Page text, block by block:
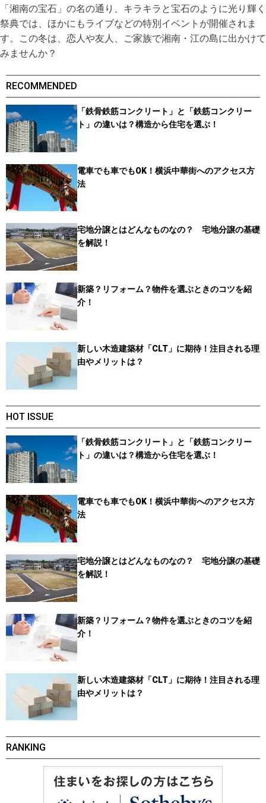
「湘南の宝石」の名の通り、キラキラと宝石のように光り輝く
祭典では、ほかにもライブなどの特別イベントが開催されま
す。この冬は、恋人や友人、ご家族で湘南・江の島に出かけて
みませんか？
RECOMMENDED
「鉄骨鉄筋コンクリート」と「鉄筋コンクリー
ト」の違いは？構造から住宅を選ぶ！
電車でも車でもOK！横浜中華街へのアクセス方
法
宅地分譲とはどんなものなの？ 宅地分譲の基礎
を解説！
新築？リフォーム？物件を選ぶときのコツを紹
介！
新しい木造建築材「CLT」に期待！注目される理
由やメリットは？
HOT ISSUE
「鉄骨鉄筋コンクリート」と「鉄筋コンクリー
ト」の違いは？構造から住宅を選ぶ！
電車でも車でもOK！横浜中華街へのアクセス方
法
宅地分譲とはどんなものなの？ 宅地分譲の基礎
を解説！
新築？リフォーム？物件を選ぶときのコツを紹
介！
新しい木造建築材「CLT」に期待！注目される理
由やメリットは？
RANKING